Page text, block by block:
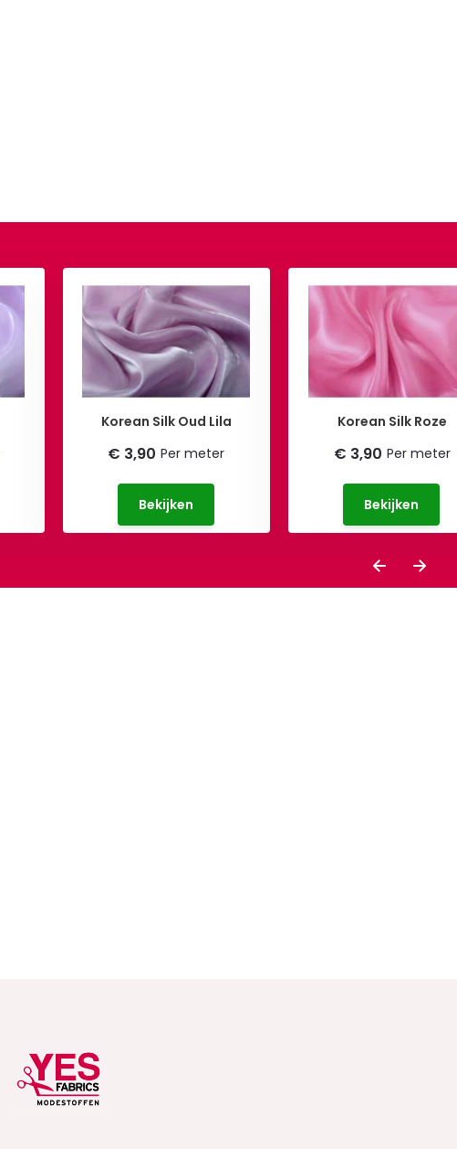
Korean Silk Oud Lila
€ 3,90 Per meter
Bekijken
Korean Silk Roze
€ 3,90 Per meter
Bekijken